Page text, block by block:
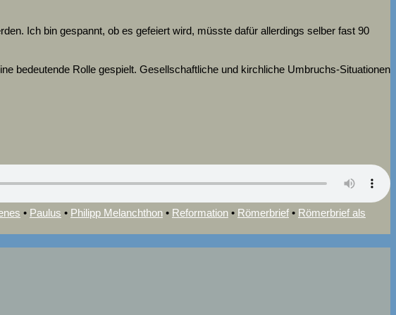
Ich bin gespannt, ob es gefeiert wird, müsste dafür allerdings selber fast 90
bedeutende Rolle gespielt. Gesellschaftliche und kirchliche Umbruchs-Situationen
• Paulus • Philipp Melanchthon • Reformation • Römerbrief • Römerbrief als